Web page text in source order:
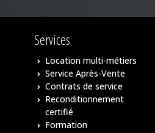
Services
Location multi-métiers
Service Après-Vente
Contrats de service
Reconditionnement
certifié
Formation